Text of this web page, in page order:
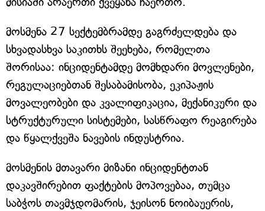
მოსმენა 27 სექტემბრამდე გაგრძელდება და
სხვადასხვა საკითხს შეეხება, რომელთა
შორისაა: ინციდენტამდე მომხდარი მოვლენები,
რეგულაციებთან შესაბამისობა, ეკიპაჟის
მოვალეობები და კვალიფიკაცია, მექანიკური და
სტრუქტურული სისტემები, სასწრაფო რეაგირება
და წყალქვეშა ნავების ინდუსტრია.
მოსმენის მთავარი მიზანი ინციდენტთან
დაკავშირებით ფაქტების მოპოვებაა, თუმცა
საბჭოს თავმჯდომარის, ჯეისონ ნოიბაუერის,